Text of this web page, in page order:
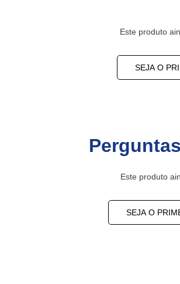
Este produto
SEJA O
Este produto
SEJA O